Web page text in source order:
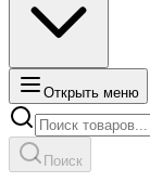
Открыть меню
Поиск